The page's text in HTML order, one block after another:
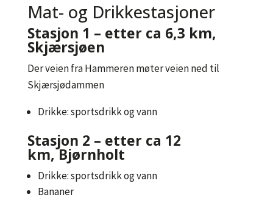
Mat- og Drikkestasjoner
Stasjon 1 – etter ca 6,3 km,
Skjærsjøen
Der veien fra Hammeren møter veien ned til
Skjærsjødammen
Drikke: sportsdrikk og vann
Stasjon 2 – etter ca 12
km, Bjørnholt
Drikke: sportsdrikk og vann
Bananer